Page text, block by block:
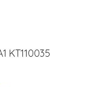
KT110035